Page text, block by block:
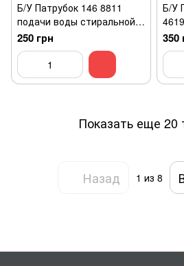
Б/У Патрубок 146 8811
подачи воды стиральной
машины Zanussi, Electrolux,
Aeg
250 грн
Б/У
350
Показать еще 20
Назад 1 из 8